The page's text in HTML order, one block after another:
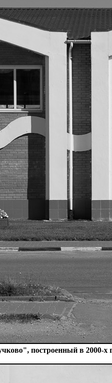
построенный в 2000-х